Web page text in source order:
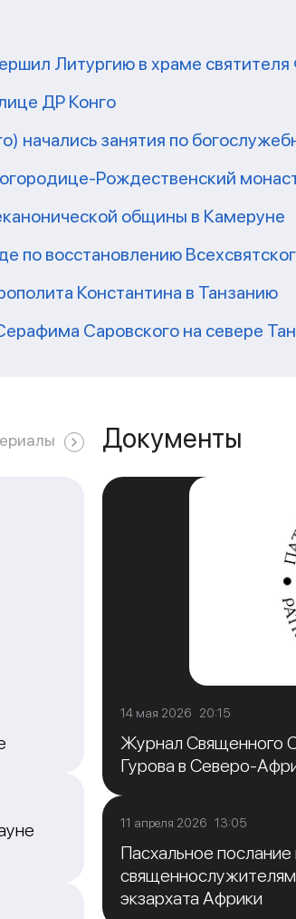
Литургию в храме
ДР Конго
начались занятия по
Рождественский
общины в Камеруне
по восстановлению
Константина в Танзанию
Саровского на севере
Документы
14 мая 2026 20:15
Журнал Священного
Гурова в Северо-
11 апреля 2026 13:05
Пасхальное
экзархата Африки